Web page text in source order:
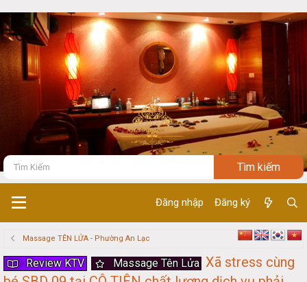
Đăng nhập Đăng ký
Massage TÊN LỬA - Phường An Lạc
Review KTV Massage Tên Lửa Xã stress cùng